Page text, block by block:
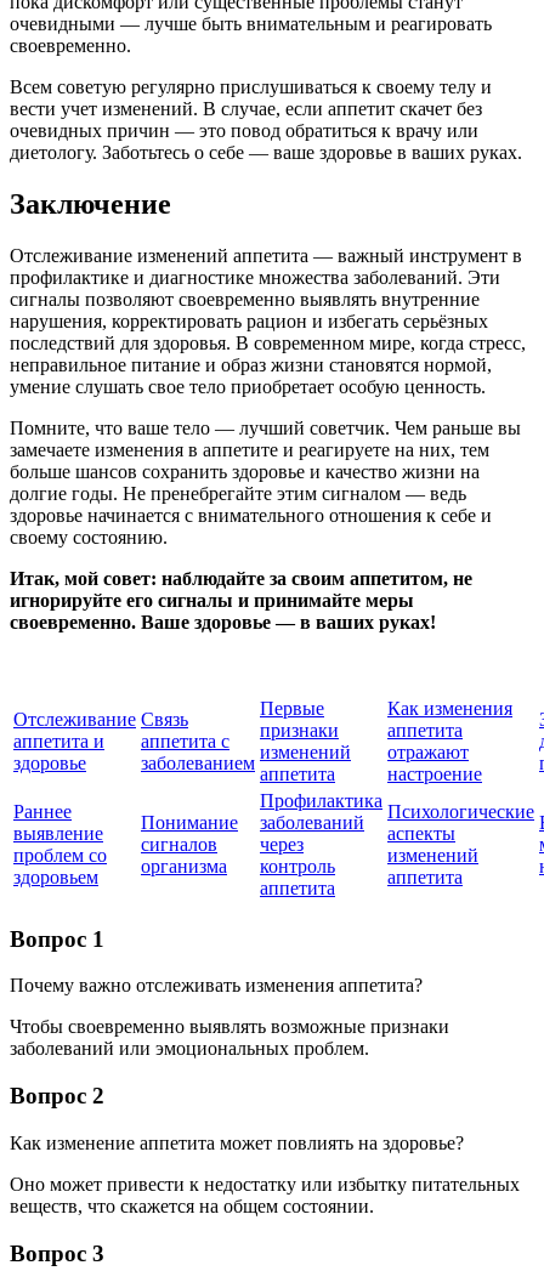
очевидными — лучше быть внимательным и реагировать
своевременно.
Всем советую регулярно прислушиваться к своему телу и
вести учет изменений. В случае, если аппетит скачет без
очевидных причин — это повод обратиться к врачу или
диетологу. Заботьтесь о себе — ваше здоровье в ваших руках.
Заключение
Отслеживание изменений аппетита — важный инструмент в
профилактике и диагностике множества заболеваний. Эти
сигналы позволяют своевременно выявлять внутренние
нарушения, корректировать рацион и избегать серьёзных
последствий для здоровья. В современном мире, когда стресс,
неправильное питание и образ жизни становятся нормой,
умение слушать свое тело приобретает особую ценность.
Помните, что ваше тело — лучший советчик. Чем раньше вы
замечаете изменения в аппетите и реагируете на них, тем
больше шансов сохранить здоровье и качество жизни на
долгие годы. Не пренебрегайте этим сигналом — ведь
здоровье начинается с внимательного отношения к себе и
своему состоянию.
Итак, мой совет: наблюдайте за своим аппетитом, не
игнорируйте его сигналы и принимайте меры
своевременно. Ваше здоровье — в ваших руках!
Отслеживание
аппетита и
здоровье
Связь
аппетита с
заболеванием
Первые
признаки
изменений
аппетита
Как изменения
аппетита
отражают
настроение
Раннее
выявление
проблем со
здоровьем
Понимание
сигналов
организма
Профилактика
заболеваний
через
контроль
аппетита
Психологические
аспекты
изменений
аппетита
Вопрос 1
Почему важно отслеживать изменения аппетита?
Чтобы своевременно выявлять возможные признаки
заболеваний или эмоциональных проблем.
Вопрос 2
Как изменение аппетита может повлиять на здоровье?
Оно может привести к недостатку или избытку питательных
веществ, что скажется на общем состоянии.
Вопрос 3